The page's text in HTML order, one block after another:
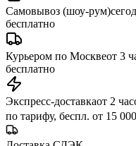
Самовывоз (шоу-рум)
бесплатно
Курьером по Москвеот 3
бесплатно
Экспресс-доставкаот 2
по тарифу, беспл. от 15